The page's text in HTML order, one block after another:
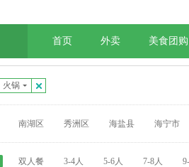
首页 外卖 美食团购
火锅
南湖区 秀洲区 海盐县 海宁市
双人餐 3-4人 5-6人 7-8人